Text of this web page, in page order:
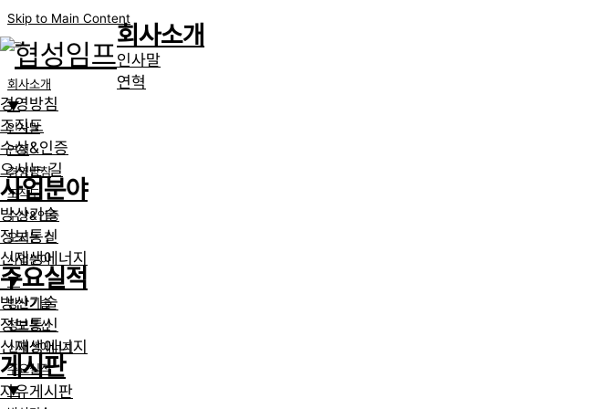
Skip to Main Content
회사소개
▼
인사말
연혁
경영방침
조직도
수상&인증
오시는 길
사업분야
▼
방산기술
정보통신
신재생에너지
주요실적
▼
회사소개
인사말
연혁
경영방침
조직도
수상&인증
오시는 길
사업분야
방산기술
정보통신
신재생에너지
주요실적
방산기술
정보통신
신재생에너지
게시판
자유게시판